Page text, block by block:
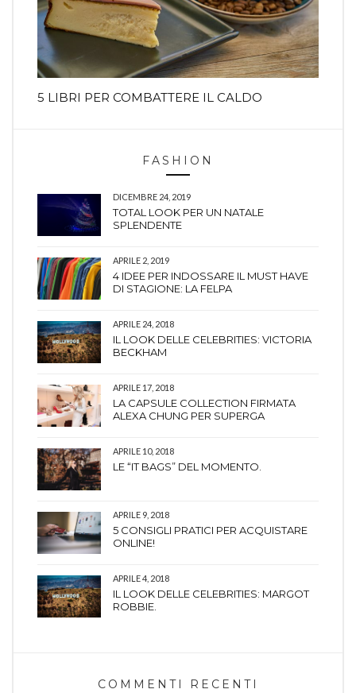
5 LIBRI PER COMBATTERE IL CALDO
FASHION
DICEMBRE 24, 2019
TOTAL LOOK PER UN NATALE
SPLENDENTE
APRILE 2, 2019
4 IDEE PER INDOSSARE IL MUST HAVE
DI STAGIONE: LA FELPA
APRILE 24, 2018
IL LOOK DELLE CELEBRITIES: VICTORIA
BECKHAM
APRILE 17, 2018
LA CAPSULE COLLECTION FIRMATA
ALEXA CHUNG PER SUPERGA
APRILE 10, 2018
LE “IT BAGS” DEL MOMENTO.
APRILE 9, 2018
5 CONSIGLI PRATICI PER ACQUISTARE
ONLINE!
APRILE 4, 2018
IL LOOK DELLE CELEBRITIES: MARGOT
ROBBIE.
COMMENTI RECENTI